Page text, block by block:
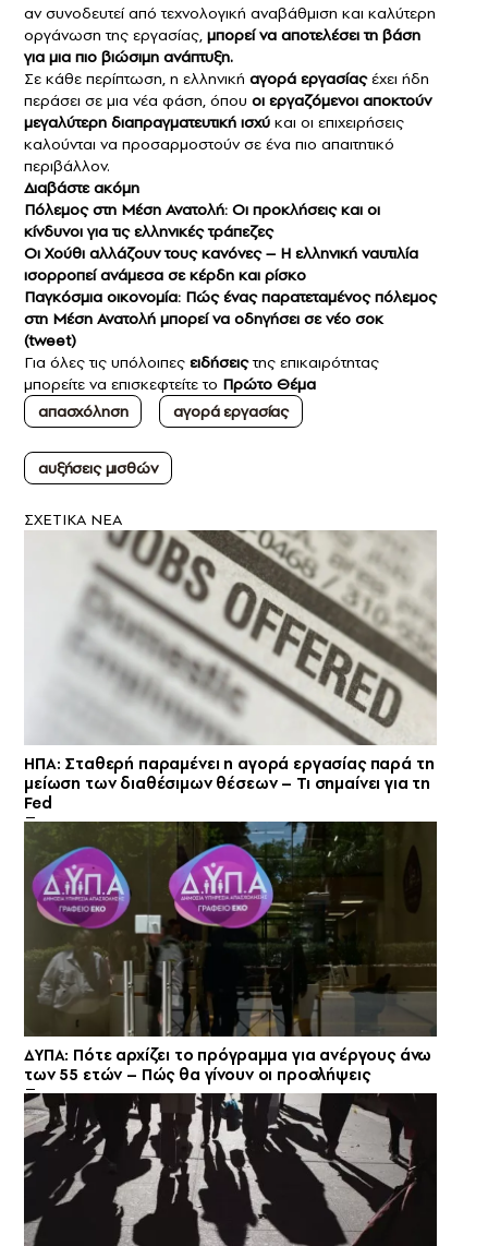
αν συνοδευτεί από τεχνολογική αναβάθμιση και καλύτερη
οργάνωση της εργασίας, μπορεί να αποτελέσει τη βάση
για μια πιο βιώσιμη ανάπτυξη.
Σε κάθε περίπτωση, η ελληνική αγορά εργασίαςέχει ήδη
περάσει σε μια νέα φάση, όπου οι εργαζόμενοι αποκτούν
μεγαλύτερη διαπραγματευτική ισχύ και οι επιχειρήσεις
καλούνται να προσαρμοστούν σε ένα πιο απαιτητικό
περιβάλλον.
Διαβάστε ακόμη
Πόλεμος στη Μέση Ανατολή: Οι προκλήσεις και οι
κίνδυνοι για τις ελληνικές τράπεζες
Οι Χούθι αλλάζουν τους κανόνες – Η ελληνική ναυτιλία
ισορροπεί ανάμεσα σε κέρδη και ρίσκο
Παγκόσμια οικονομία: Πώς ένας παρατεταμένος πόλεμος
στη Μέση Ανατολή μπορεί να οδηγήσει σε νέο σοκ
(tweet)
Για όλες τις υπόλοιπες ειδήσειςτης επικαιρότητας
μπορείτε να επισκεφτείτε το Πρώτο Θέμα
απασχόληση
αγορά εργασίας
αυξήσεις μισθών
ΣXETIKA NEA
ΗΠΑ: Σταθερή παραμένει η αγορά εργασίας παρά τη
μείωση των διαθέσιμων θέσεων – Τι σημαίνει για τη
Fed
ΔΥΠΑ: Πότε αρχίζει το πρόγραμμα για ανέργους άνω
των 55 ετών – Πώς θα γίνουν οι προσλήψεις